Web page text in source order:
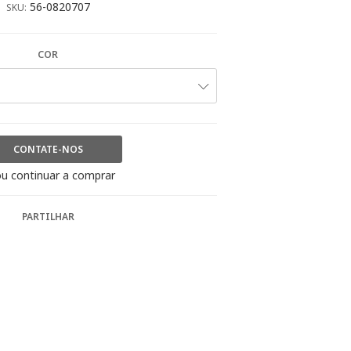
SKU: 56-0820707
COR
CONTATE-NOS
continuar a comprar
PARTILHAR